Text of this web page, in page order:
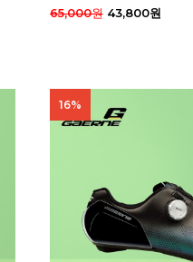
65,000원43,800원
16%